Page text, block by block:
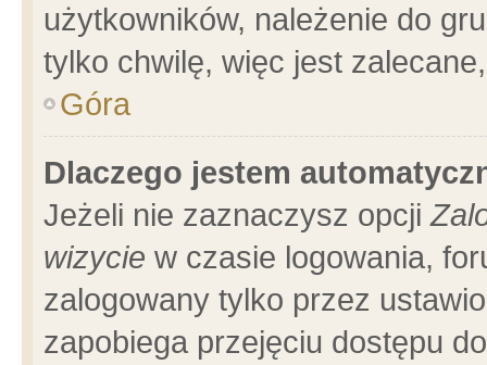
użytkowników, należenie do
tylko chwilę, więc jest
Góra
Dlaczego jestem
Jeżeli nie zaznaczysz opcji
wizycie w czasie logowania,
zalogowany tylko przez
zapobiega przejęciu dostępu